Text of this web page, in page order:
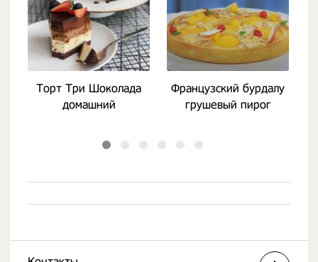
Торт Три Шоколада
домашний
Французский бурдалу
грушевый пирог